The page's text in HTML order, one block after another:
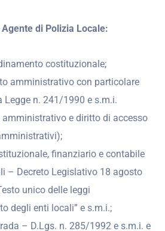
di Polizia Locale:
costituzionale;
amministrativo con particolare
Legge n. 241/1990 e s.m.i.
amministrativo e diritto di accesso
finanziario e contabile
– Decreto Legislativo 18 agosto
unico delle leggi
degli enti locali” e s.m.i.;
– D.Lgs. n. 285/1992 e s.m.i. e